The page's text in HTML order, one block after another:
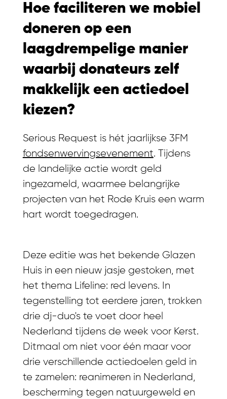
Hoe faciliteren we mobiel
doneren op een
laagdrempelige manier
waarbij donateurs zelf
makkelijk een actiedoel
kiezen?
Serious Request is hét jaarlijkse 3FM
fondsenwervingsevenement. Tijdens
de landelijke actie wordt geld
ingezameld, waarmee belangrijke
projecten van het Rode Kruis een warm
hart wordt toegedragen.
Deze editie was het bekende Glazen
Huis in een nieuw jasje gestoken, met
het thema Lifeline: red levens. In
tegenstelling tot eerdere jaren, trokken
drie dj-duo's te voet door heel
Nederland tijdens de week voor Kerst.
Ditmaal om niet voor één maar voor
drie verschillende actiedoelen geld in
te zamelen: reanimeren in Nederland,
bescherming tegen natuurgeweld en